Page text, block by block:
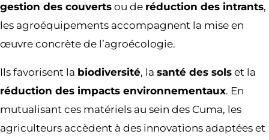
gestion des couverts ou de réduction des intrants,
les agroéquipements accompagnent la mise en
œuvre concrète de l’agroécologie.
Ils favorisent la biodiversité, la santé des sols et la
réduction des impacts environnementaux. En
mutualisant ces matériels au sein des Cuma, les
agriculteurs accèdent à des innovations adaptées et